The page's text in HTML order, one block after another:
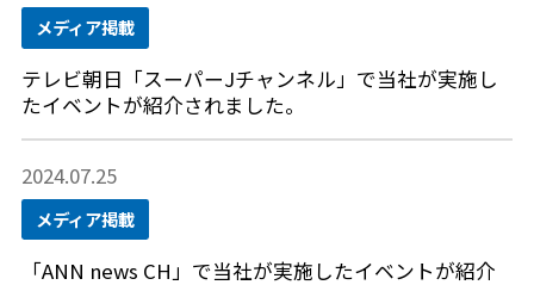
メディア掲載
テレビ朝日「スーパーJチャンネル」で当社が実施し
たイベントが紹介されました。
2024.07.25
メディア掲載
「ANN news CH」で当社が実施したイベントが紹介